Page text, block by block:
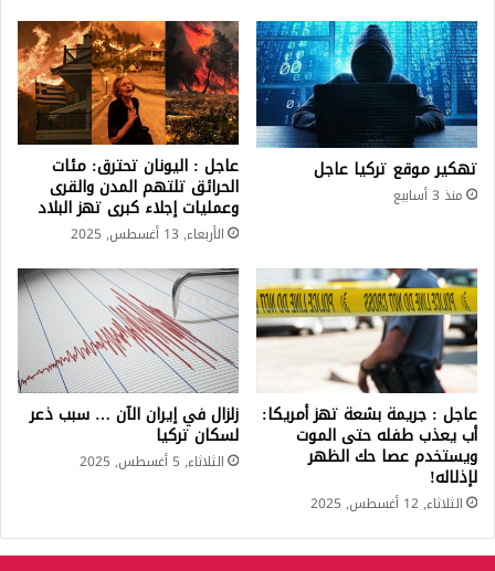
تهكير موقع تركيا عاجل
منذ 3 أسابيع
عاجل : اليونان تحترق: مئات
الحرائق تلتهم المدن والقرى
وعمليات إجلاء كبرى تهز البلاد
الأربعاء, 13 أغسطس, 2025
عاجل : جريمة بشعة تهز أمريكا:
أب يعذب طفله حتى الموت
ويستخدم عصا حك الظهر
لإذلاله!
الثلاثاء, 12 أغسطس, 2025
زلزال في إيران الآن … سبب ذعر
لسكان تركيا
الثلاثاء, 5 أغسطس, 2025